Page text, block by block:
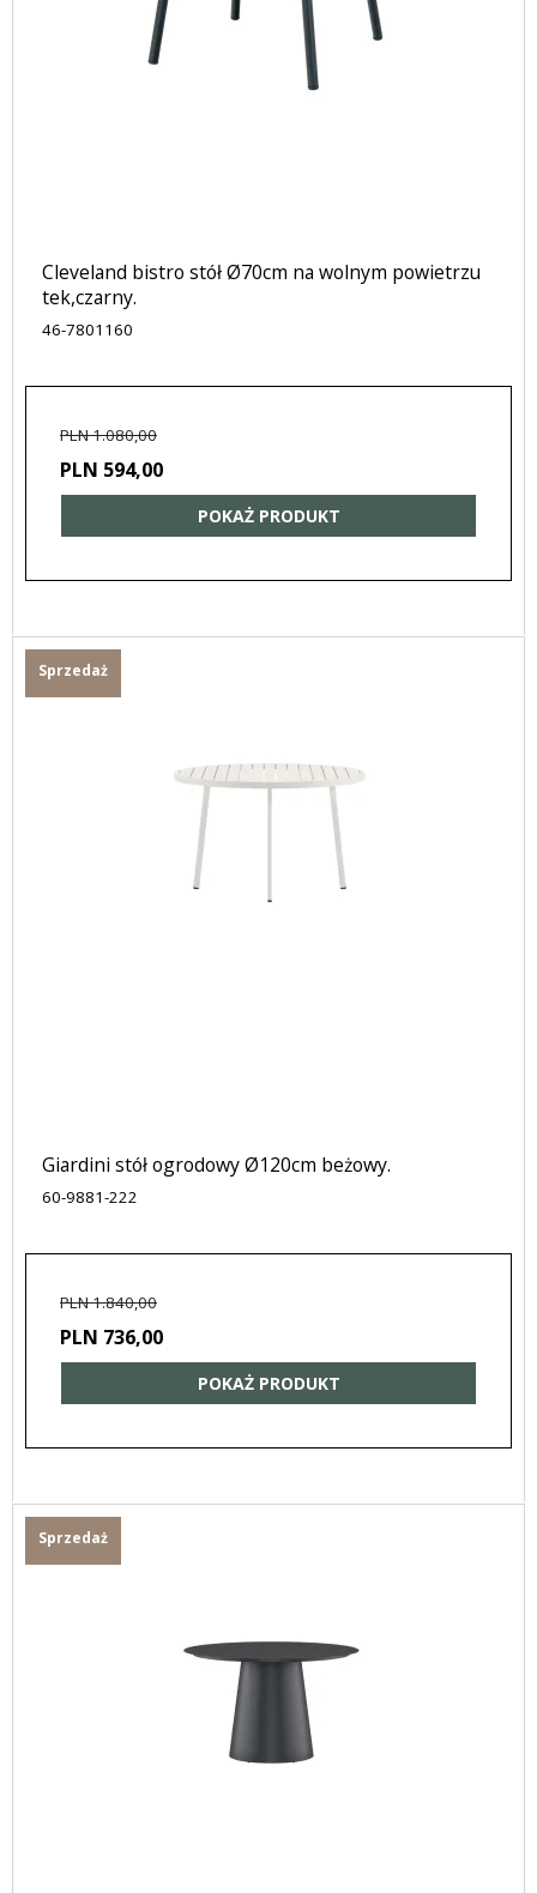
Cleveland bistro stół Ø70cm na wolnym powietrzu
tek,czarny.
46-7801160
PLN 1.080,00
PLN 594,00
POKAŻ PRODUKT
Sprzedaż
Giardini stół ogrodowy Ø120cm beżowy.
60-9881-222
PLN 1.840,00
PLN 736,00
POKAŻ PRODUKT
Sprzedaż